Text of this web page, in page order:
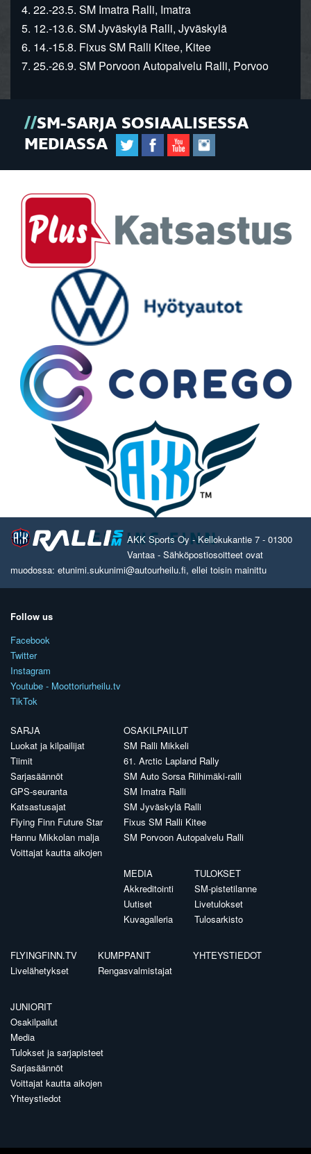
4. 22.-23.5. SM Imatra Ralli, Imatra
5. 12.-13.6. SM Jyväskylä Ralli, Jyväskylä
6. 14.-15.8. Fixus SM Ralli Kitee, Kitee
7. 25.-26.9. SM Porvoon Autopalvelu Ralli, Porvoo
SM-SARJA SOSIAALISESSA
MEDIASSA
AKK Sports Oy - Kellokukantie 7 - 01300
Vantaa - Sähköpostiosoitteet ovat
muodossa: etunimi.sukunimi@autourheilu.fi, ellei toisin mainittu
Follow us
Facebook
Twitter
Instagram
Youtube - Moottoriurheilu.tv
TikTok
SARJA
Luokat ja kilpailijat
Tiimit
Sarjasäännöt
GPS-seuranta
Katsastusajat
Flying Finn Future Star
Hannu Mikkolan malja
Voittajat kautta aikojen
OSAKILPAILUT
SM Ralli Mikkeli
61. Arctic Lapland Rally
SM Auto Sorsa Riihimäki-ralli
SM Imatra Ralli
SM Jyväskylä Ralli
Fixus SM Ralli Kitee
SM Porvoon Autopalvelu Ralli
MEDIA
Akkreditointi
Uutiset
Kuvagalleria
TULOKSET
SM-pistetilanne
Livetulokset
Tulosarkisto
FLYINGFINN.TV
Livelähetykset
KUMPPANIT
Rengasvalmistajat
YHTEYSTIEDOT
JUNIORIT
Osakilpailut
Media
Tulokset ja sarjapisteet
Sarjasäännöt
Voittajat kautta aikojen
Yhteystiedot